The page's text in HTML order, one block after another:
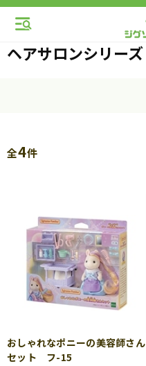
ヘアサロンシリーズ
全4件
おしゃれなポニーの美容師さん
セット フ-15